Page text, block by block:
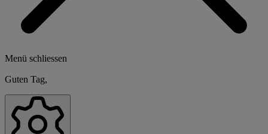
Menü schliessen
Guten Tag,